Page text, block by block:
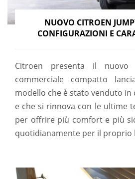
NUOVO CITROEN
CONFIGURAZIONI E
Citroen presenta il nuovo
commerciale compatto
modello che è stato venduto in
e che si rinnova con le ultime
per offrire più comfort e più
quotidianamente per il proprio